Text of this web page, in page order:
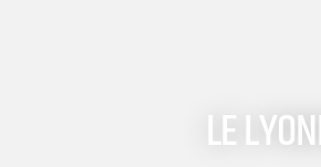
LE